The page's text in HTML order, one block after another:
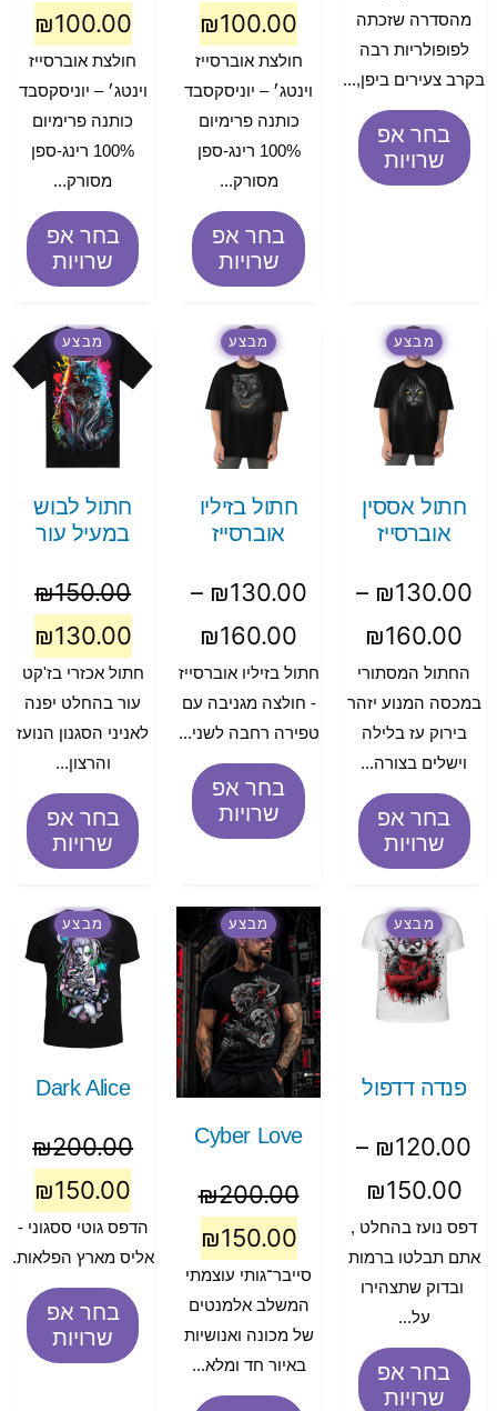
מהסדרה שזכתה
לפופולריות רבה
בקרב צעירים ביפן,...
בחר אפ
שרויות
₪100.00
חולצת אוברסייז
וינטג׳ – יוניסקסבד
כותנה פרימיום
100% רינג-ספן
מסורק...
בחר אפ
שרויות
₪100.00
חולצת אוברסייז
וינטג׳ – יוניסקסבד
כותנה פרימיום
100% רינג-ספן
מסורק...
בחר אפ
שרויות
מבצע
חתול אססין
אוברסייז
₪130.00
–
₪160.00
החתול המסתורי
במכסה המנוע יזהר
בירוק עז בלילה
וישלים בצורה...
בחר אפ
שרויות
מבצע
חתול בזיליו
אוברסייז
₪130.00
–
₪160.00
חתול בזיליו אוברסייז
- חולצה מגניבה עם
טפירה רחבה לשני...
בחר אפ
שרויות
מבצע
חתול לבוש
במעיל עור
₪150.00
₪130.00
חתול אכזרי בז'קט
עור בהחלט יפנה
לאניני הסגנון הנועז
והרצון...
בחר אפ
שרויות
מבצע
פנדה דדפול
₪120.00
–
₪150.00
דפס נועז בהחלט ,
אתם תבלטו ברמות
ובדוק שתצהירו
על...
בחר אפ
שרויות
מבצע
Cyber Love
₪200.00
₪150.00
סייבר־גותי עוצמתי
המשלב אלמנטים
של מכונה ואנושיות
באיור חד ומלא...
מבצע
Dark Alice
₪200.00
₪150.00
הדפס גוטי ססגוני -
אליס מארץ הפלאות.
בחר אפ
שרויות